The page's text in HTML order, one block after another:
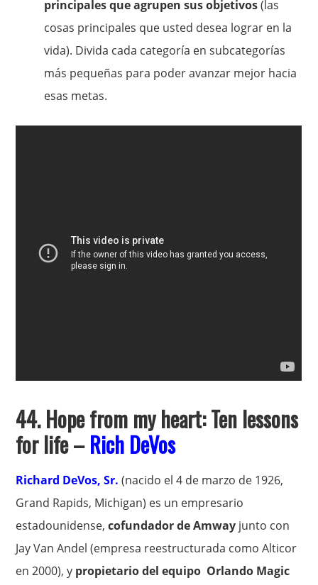
principales que agrupen sus objetivos(las
cosas principales que usted desea lograr en la
vida). Divida cada categoría en subcategorías
más pequeñas para poder avanzar mejor hacia
esas metas.
44. Hope from my heart: Ten lessons
for life –Rich DeVos
Richard DeVos, Sr.(nacido el 4 de marzo de 1926,
Grand Rapids, Michigan) es un empresario
estadounidense,cofundador de Amway junto con
Jay Van Andel (empresa reestructurada como Alticor
en 2000), y propietario del equipo Orlando Magic